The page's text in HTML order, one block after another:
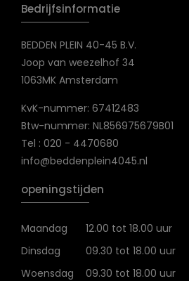
Bedrijfsinformatie
BEDDEN PLEIN 40-45 B.V.
Joop van weezelhof 34
1063MK Amsterdam
KvK-nummer: 67412483
Btw-nummer: NL856975679B01
Tel : 020 - 4470680
info@beddenplein4045.nl
openingstijden
Maandag
12.00 tot 18.00 uur
Dinsdag
09.30 tot 18.00 uur
Woensdag
09.30 tot 18.00 uur